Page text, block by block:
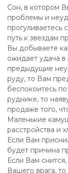
Сон, в котором
проблемы и
прогуливаетесь
путь к звездам
Вы добываете
ожидает удача в
предыдущие
руду, то Вам
беспокоитесь
руднике, то
продаже того,
Маленькие
расстройства и
Если Вам
будет причина
Если Вам
Вашего врага,